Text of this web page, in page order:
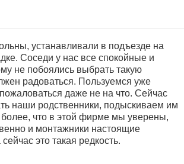
устанавливали в подъезде на
Соседи у нас все спокойные и
не побоялись выбрать такую
радоваться. Пользуемся уже
даже не на что. Сейчас
наши родственники, подыскиваем им
что в этой фирме мы уверены,
и монтажники настоящие
это такая редкость.